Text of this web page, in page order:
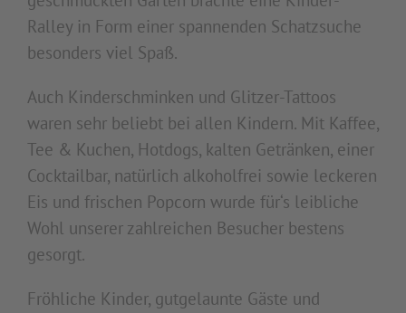
Ralley in Form einer spannenden Schatzsuche
besonders viel Spaß.
Auch Kinderschminken und Glitzer-Tattoos
waren sehr beliebt bei allen Kindern. Mit Kaffee,
Tee & Kuchen, Hotdogs, kalten Getränken, einer
Cocktailbar, natürlich alkoholfrei sowie leckeren
Eis und frischen Popcorn wurde für‘s leibliche
Wohl unserer zahlreichen Besucher bestens
gesorgt.
Fröhliche Kinder, gutgelaunte Gäste und